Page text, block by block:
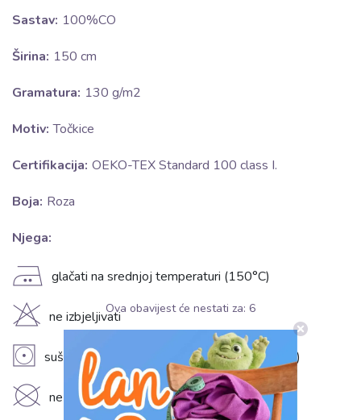
Sastav: 100%CO
Širina: 150 cm
Gramatura: 130 g/m2
Motiv: Točkice
Certifikacija: OEKO-TEX Standard 100 class I.
Boja: Roza
Njega:
E glačati na srednjoj temperaturi (150°C)
H ne izbjeljivati
V sušiti u sušilici na niskoj temperaturi (do 60°C)
K ne čistiti kemijski
Ova obavijest će nestati za: 5